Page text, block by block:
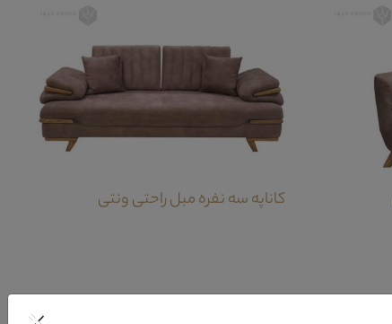
کاناپه سه نفره مبل راحتی ونتی